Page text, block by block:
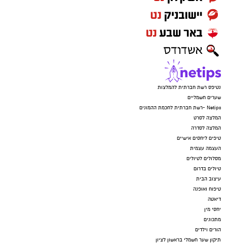
נטיפס רשת חברתית להמלצות
שערים חשמליים
Netips -רשת חברתית לחכמת ההמונים
המלצה לסרט
המלצה לסדרה
טיפים ליחסים אישיים
העצמה עצמית
מסלולים לטיולים
טיולים בדרום
עיצוב הבית
טיפוח ואופנה
דיאטה
יחסי מין
מתכונים
הורים וילדים
תיקון שער חשמלי בראשון לציון